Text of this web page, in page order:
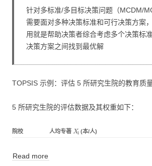
针对多标准/多目标决策问题（MCDM/
需要面对多种决策标准和可行决策方案
用就是帮助决策者综合考虑多个决策标
决策方案之间找到最优解
TOPSIS 示例：评估 5 所研究生院的教育质
5 所研究生院的评估数据及其权重如下：
院校 人均专著 X1 (本/人)
Read more